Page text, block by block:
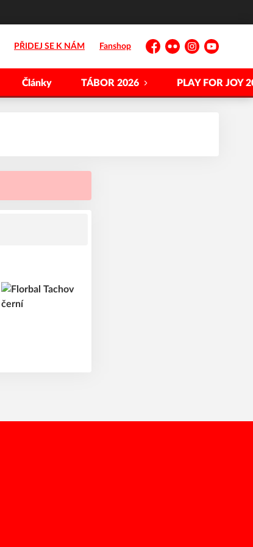
PŘIDEJ SE K NÁM Fanshop
Facebook
FlickrInstagramYouTube
Články TÁBOR 2026 PLAY FOR JOY